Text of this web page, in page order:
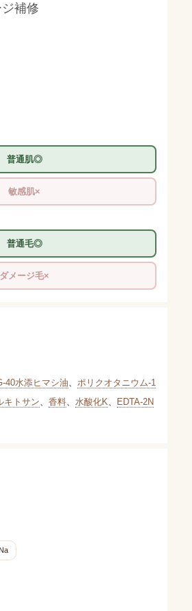
補修
普通肌◎
敏感肌×
普通毛◎
ダメージ毛×
40水添ヒマシ油、 ポリクオタニウム-1
キトサン、 香料、 水酸化K、
EDTA-2N